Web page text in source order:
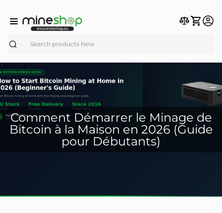
Search
Comment Démarrer le Minage de
Bitcoin à la Maison en 2026 (Guide
pour Débutants)